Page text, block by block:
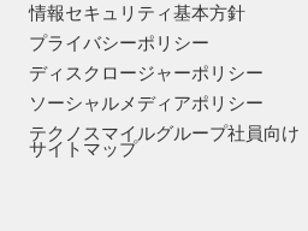
情報セキュリティ基本方針
プライバシーポリシー
ディスクロージャーポリシー
ソーシャルメディアポリシー
テクノスマイルグループ社員向け
サイトマップ